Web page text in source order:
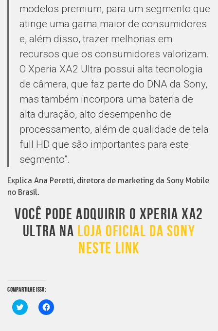
modelos premium, para um segmento que
atinge uma gama maior de consumidores
e, além disso, trazer melhorias em
recursos que os consumidores valorizam.
O Xperia XA2 Ultra possui alta tecnologia
de câmera, que faz parte do DNA da Sony,
mas também incorpora uma bateria de
alta duração, alto desempenho de
processamento, além de qualidade de tela
full HD que são importantes para este
segmento”.
Explica Ana Peretti, diretora de marketing da Sony Mobile
no Brasil.
VOCÊ PODE ADQUIRIR O XPERIA XA2
ULTRA NA LOJA OFICIAL DA SONY
NESTE LINK
COMPARTILHE ISSO:
Clique
para
Clique
para